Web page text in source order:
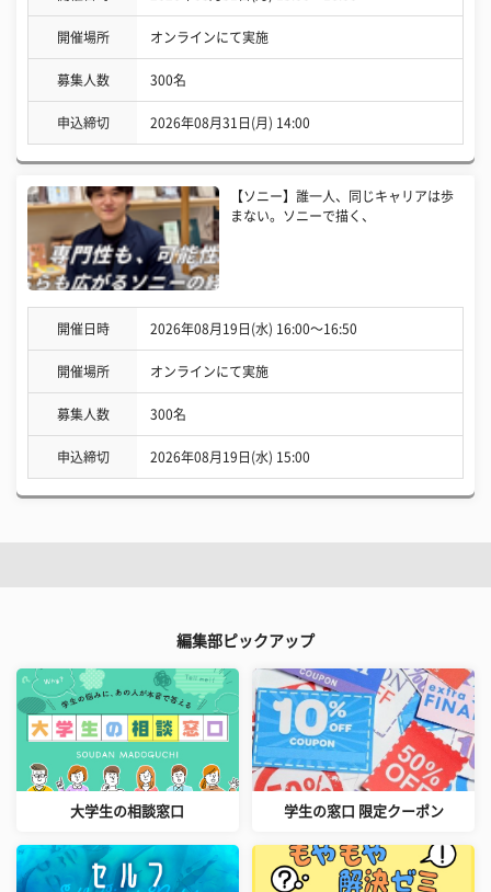
開催場所 オンラインにて実施
募集人数 300名
申込締切 2026年08月31日(月) 14:00
【ソニー】誰一人、同じキャリアは歩
まない。ソニーで描く、
開催日時 2026年08月19日(水) 16:00〜16:50
開催場所 オンラインにて実施
募集人数 300名
申込締切 2026年08月19日(水) 15:00
編集部ピックアップ
大学生の相談窓口 学生の窓口 限定クーポン